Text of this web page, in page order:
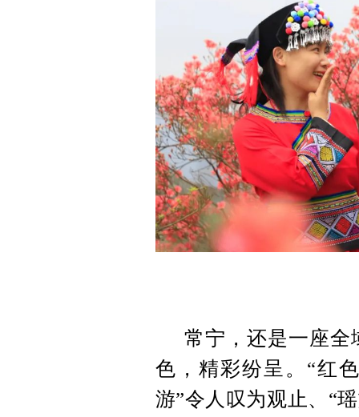
常宁，还是一座全
色，精彩纷呈。“红
游”令人叹为观止、“